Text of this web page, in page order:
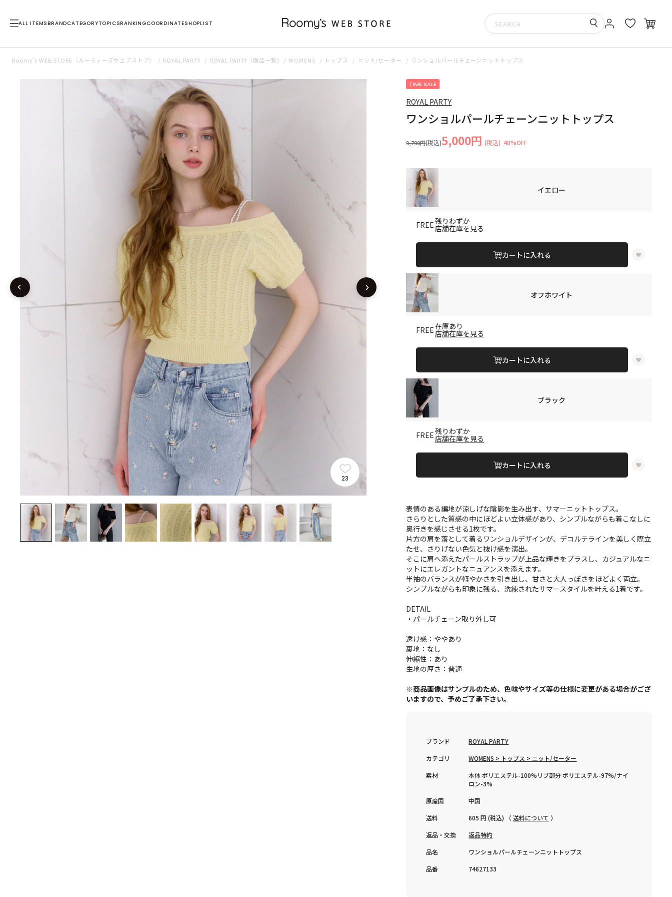
ALL ITEMSBRANDCATEGORYTOPICSRANKINGCOORDINATESHOPLIST
Roomy’s WEB STORE（ルーミィーズウェブストア） ROYAL PARTY ROYAL PARTY（商品一覧) WOMENS トップス ニット/セーター ワンショルパールチェーンニットトップス
23
TIME SALE
ROYAL PARTY
ワンショルパールチェーンニットトップス
9,790円(税込)5,000円 (税込) 48%OFF
イエロー
FREE残りわずか
店舗在庫を見る
カートに入れる
オフホワイト
FREE在庫あり
店舗在庫を見る
カートに入れる
ブラック
FREE残りわずか
店舗在庫を見る
カートに入れる
表情のある編地が涼しげな陰影を生み出す、サマーニットトップス。
さらりとした質感の中にほどよい立体感があり、シンプルながらも着こなしに
奥行きを感じさせる1枚です。
片方の肩を落として着るワンショルデザインが、デコルテラインを美しく際立
たせ、さりげない色気と抜け感を演出。
そこに肩へ添えたパールストラップが上品な輝きをプラスし、カジュアルなニ
ットにエレガントなニュアンスを添えます。
半袖のバランスが軽やかさを引き出し、甘さと大人っぽさをほどよく両立。
シンプルながらも印象に残る、洗練されたサマースタイルを叶える1着です。
DETAIL
・パールチェーン取り外し可
透け感：ややあり
裏地：なし
伸縮性：あり
生地の厚さ：普通
※商品画像はサンプルのため、色味やサイズ等の仕様に変更がある場合がござ
いますので、予めご了承下さい。
ブランド
ROYAL PARTY
カテゴリ
WOMENS > トップス > ニット/セーター
素材
本体 ポリエステル-100%リブ部分 ポリエステル-97%/ナイ
ロン-3%
原産国
中国
送料
605 円 (税込) （送料について ）
返品・交換
返品特約
品名
ワンショルパールチェーンニットトップス
品番
74627133